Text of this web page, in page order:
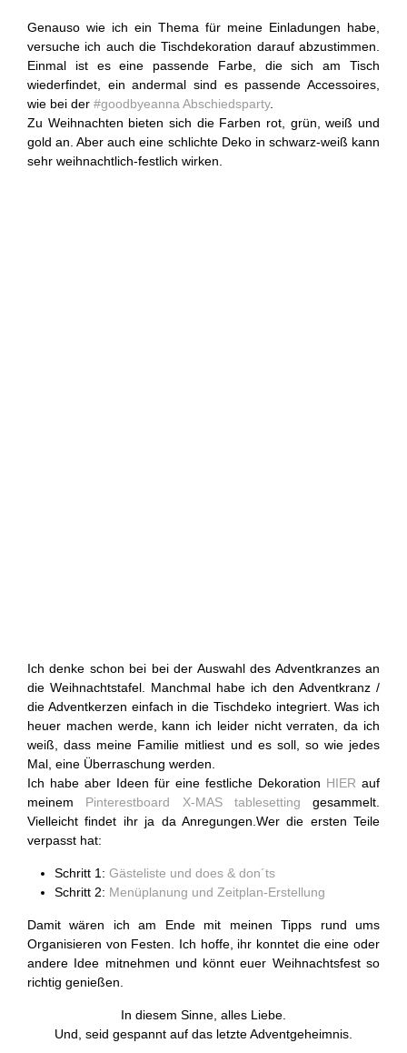
Genauso wie ich ein Thema für meine Einladungen habe,
versuche ich auch die Tischdekoration darauf abzustimmen.
Einmal ist es eine passende Farbe, die sich am Tisch
wiederfindet, ein andermal sind es passende Accessoires,
wie bei der #goodbyeanna Abschiedsparty.
Zu Weihnachten bieten sich die Farben rot, grün, weiß und
gold an. Aber auch eine schlichte Deko in schwarz-weiß kann
sehr weihnachtlich-festlich wirken.
Ich denke schon bei bei der Auswahl des Adventkranzes an
die Weihnachtstafel. Manchmal habe ich den Adventkranz /
die Adventkerzen einfach in die Tischdeko integriert. Was ich
heuer machen werde, kann ich leider nicht verraten, da ich
weiß, dass meine Familie mitliest und es soll, so wie jedes
Mal, eine Überraschung werden.
Ich habe aber Ideen für eine festliche Dekoration HIER auf
meinem Pinterestboard X-MAS tablesetting gesammelt.
Vielleicht findet ihr ja da Anregungen.Wer die ersten Teile
verpasst hat:
Schritt 1: Gästeliste und does & don´ts
Schritt 2: Menüplanung und Zeitplan-Erstellung
Damit wären ich am Ende mit meinen Tipps rund ums
Organisieren von Festen. Ich hoffe, ihr konntet die eine oder
andere Idee mitnehmen und könnt euer Weihnachtsfest so
richtig genießen.
In diesem Sinne, alles Liebe.
Und, seid gespannt auf das letzte Adventgeheimnis.